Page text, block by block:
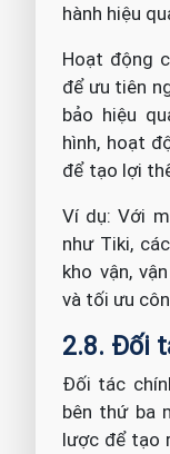
hành hiệu
Hoạt động
để ưu tiên
bảo hiệu
hình, hoạt
để tạo lợi
Ví dụ: Với
như Tiki,
kho vận,
và tối ưu
2.8. Đối
Đối tác
bên thứ ba
lược để tạo